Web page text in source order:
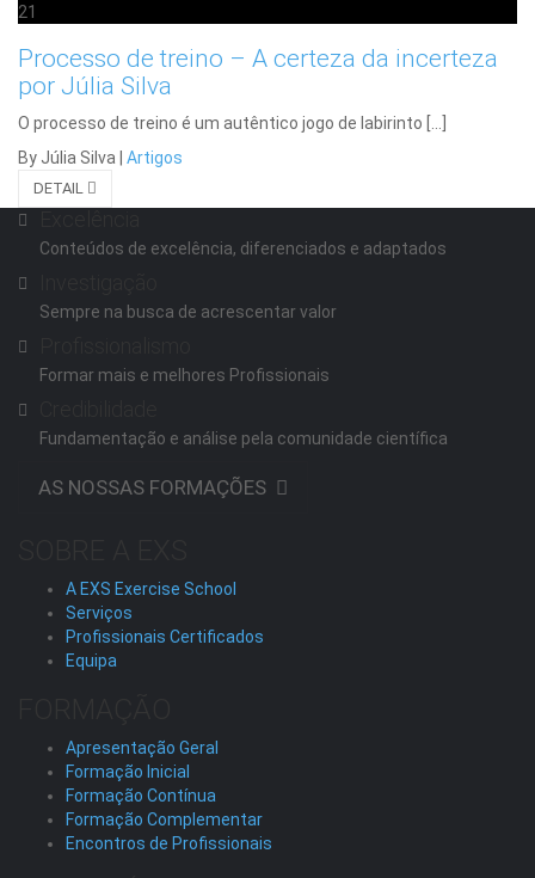
21
Processo de treino – A certeza da incerteza
por Júlia Silva
O processo de treino é um autêntico jogo de labirinto […]
By Júlia Silva Artigos
DETAIL
Conteúdos de excelência, diferenciados e adaptados
Sempre na busca de acrescentar valor
Formar mais e melhores Profissionais
Fundamentação e análise pela comunidade científica
AS NOSSAS FORMAÇÕES
A EXS Exercise School
Serviços
Profissionais Certificados
Equipa
Apresentação Geral
Formação Inicial
Formação Contínua
Formação Complementar
Encontros de Profissionais